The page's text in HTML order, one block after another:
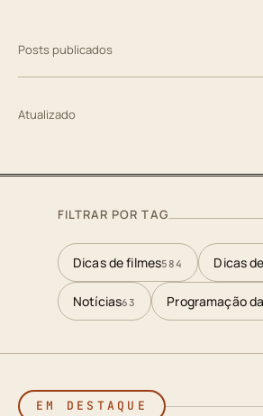
Posts publicados
Atualizado
FILTRAR POR TAG
Dicas de filmes584 Dicas
Notícias63 Programação
EM DESTAQUE